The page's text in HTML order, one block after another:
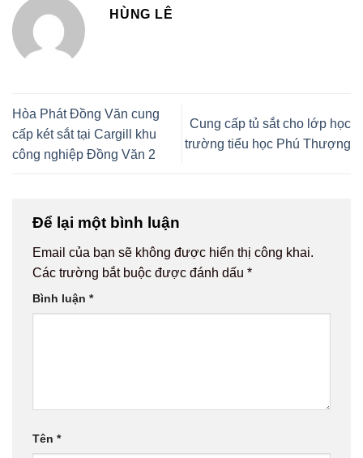
HÙNG LÊ
Hòa Phát Đồng Văn cung
cấp két sắt tại Cargill khu
công nghiệp Đồng Văn 2
Cung cấp tủ sắt cho lớp học
trường tiểu học Phú Thượng
Để lại một bình luận
Email của bạn sẽ không được hiển thị công khai.
Các trường bắt buộc được đánh dấu *
Bình luận *
Tên *